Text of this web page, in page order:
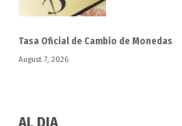
Tasa Oficial de Cambio de Monedas
August 7, 2026